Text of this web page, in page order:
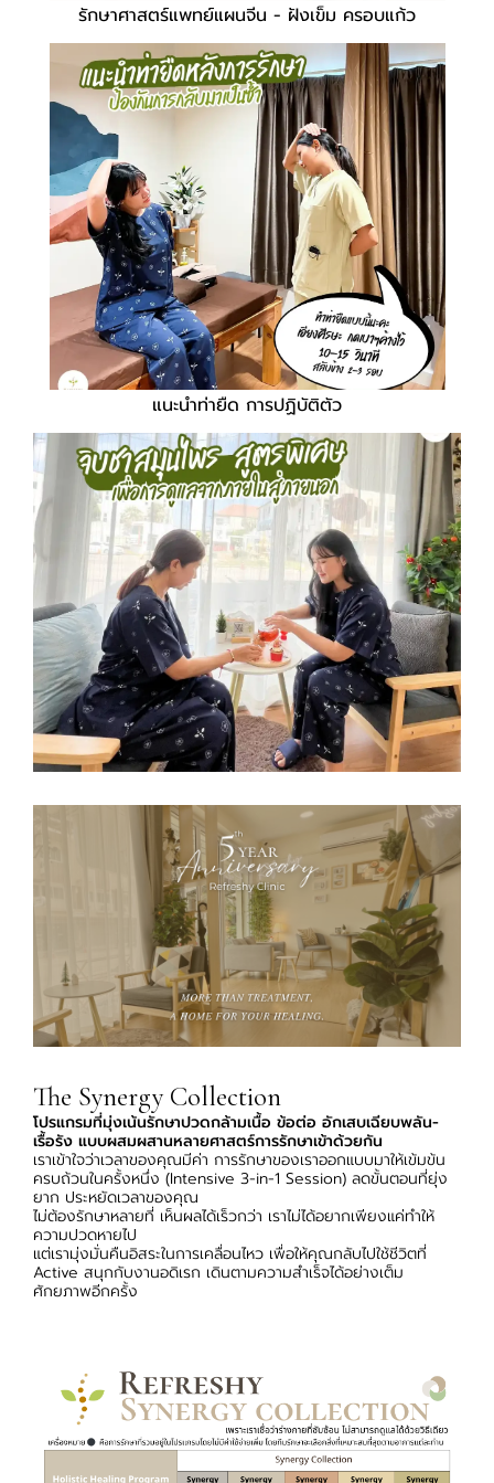
รักษาศาสตร์แพทย์แผนจีน - ฝังเข็ม ครอบแก้ว
แนะนำท่ายืด การปฏิบัติตัว
The Synergy Collection
โปรแกรมที่มุ่งเน้นรักษาปวดกล้ามเนื้อ ข้อต่อ อักเสบเฉียบพลัน-
เรื้อรัง แบบผสมผสานหลายศาสตร์การรักษาเข้าด้วยกัน
เราเข้าใจว่าเวลาของคุณมีค่า การรักษาของเราออกแบบมาให้เข้มข้น
ครบถ้วนในครั้งหนึ่ง (Intensive 3-in-1 Session) ลดขั้นตอนที่ยุ่ง
ยาก ประหยัดเวลาของคุณ
ไม่ต้องรักษาหลายที่ เห็นผลได้เร็วกว่า เราไม่ได้อยากเพียงแค่ทำให้
ความปวดหายไป
แต่เรามุ่งมั่นคืนอิสระในการเคลื่อนไหว เพื่อให้คุณกลับไปใช้ชีวิตที่
Active สนุกกับงานอดิเรก เดินตามความสำเร็จได้อย่างเต็ม
ศักยภาพอีกครั้ง